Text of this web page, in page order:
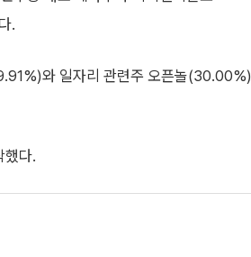
.
와 일자리 관련주 오픈놀(30.00%)
했다.